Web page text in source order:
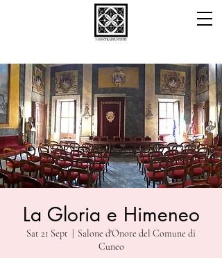
La Gloria e Himeneo
Sat 21 Sept
Salone d'Onore del Comune di
Cuneo